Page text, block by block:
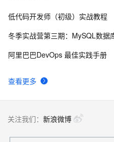
8 自己看系统的“系统还原”
查看更多
低代码开发师（初级）实战教程
冬季实战营第三期：MySQL数据
阿里巴巴DevOps 最佳实践手册
关注我们： 新浪微博